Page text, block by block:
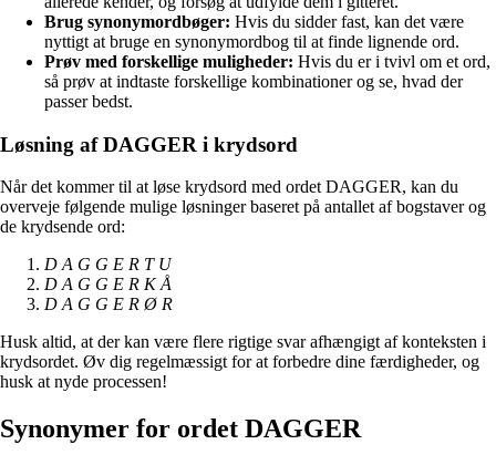
Brug synonymordbøger: Hvis du sidder fast, kan det være
nyttigt at bruge en synonymordbog til at finde lignende ord.
Prøv med forskellige muligheder: Hvis du er i tvivl om et ord,
så prøv at indtaste forskellige kombinationer og se, hvad der
passer bedst.
Løsning af DAGGER i krydsord
Når det kommer til at løse krydsord med ordet DAGGER, kan du
overveje følgende mulige løsninger baseret på antallet af bogstaver og
de krydsende ord:
D A G G E R T U
D A G G E R K Å
D A G G E R Ø R
Husk altid, at der kan være flere rigtige svar afhængigt af konteksten i
krydsordet. Øv dig regelmæssigt for at forbedre dine færdigheder, og
husk at nyde processen!
Synonymer for ordet DAGGER